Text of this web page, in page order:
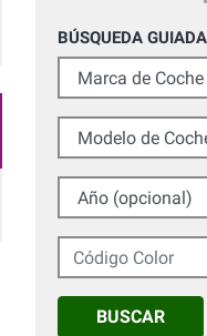
BÚSQUEDA
Marca de Coche
Modelo de Coche
Año (opcional)
Código Color
BUSCAR